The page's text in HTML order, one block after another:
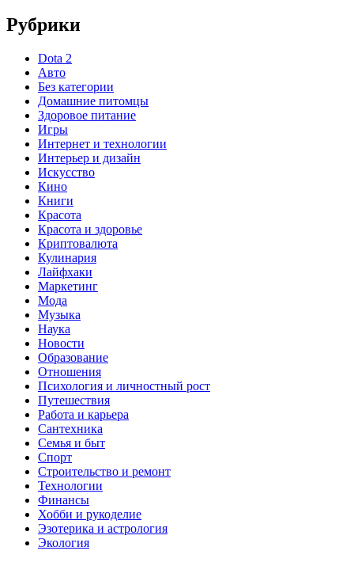
Рубрики
Dota 2
Авто
Без категории
Домашние питомцы
Здоровое питание
Игры
Интернет и технологии
Интерьер и дизайн
Искусство
Кино
Книги
Красота
Красота и здоровье
Криптовалюта
Кулинария
Лайфхаки
Маркетинг
Мода
Музыка
Наука
Новости
Образование
Отношения
Психология и личностный рост
Путешествия
Работа и карьера
Сантехника
Семья и быт
Спорт
Строительство и ремонт
Технологии
Финансы
Хобби и рукоделие
Эзотерика и астрология
Экология